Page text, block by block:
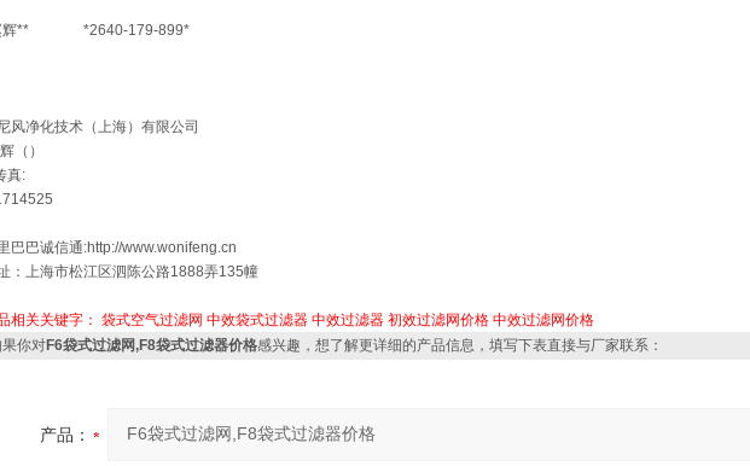
辉** *2640-179-899*
风净化技术（上海）有限公司
（）
真:
巴巴诚信通:http://www.wonifeng.cn
：上海市松江区泗陈公路1888弄135幢
相关关键字： 袋式空气过滤网 中效袋式过滤器 中效过滤器 初效过滤网价格 中效过滤网价格
你对F6袋式过滤网,F8袋式过滤器价格感兴趣，想了解更详细的产品信息，填写下表直接与厂家联系：
产品：